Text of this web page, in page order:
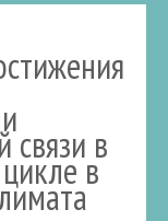
связи в
в